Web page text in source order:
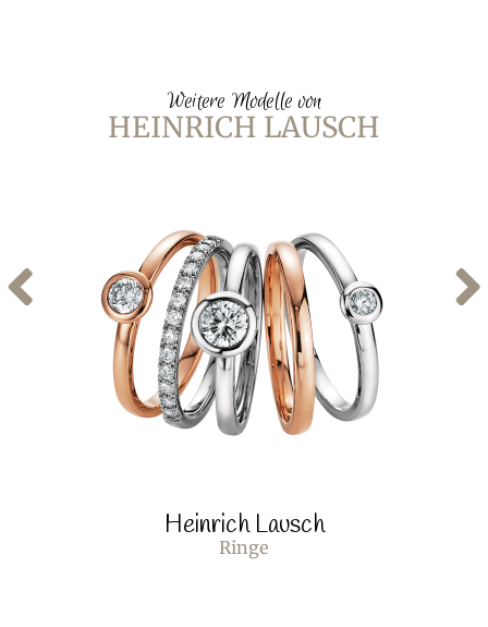
Weitere Modelle von
HEINRICH LAUSCH
Heinrich Lausch
Ringe